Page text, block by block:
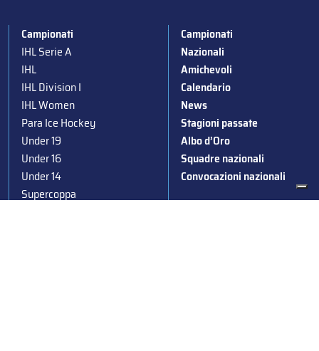
Campionati
IHL Serie A
IHL
IHL Division I
IHL Women
Para Ice Hockey
Under 19
Under 16
Under 14
Supercoppa
Campionati
Nazionali
Amichevoli
Calendario
News
Stagioni passate
Albo d’Oro
Squadre nazionali
Convocazioni nazionali